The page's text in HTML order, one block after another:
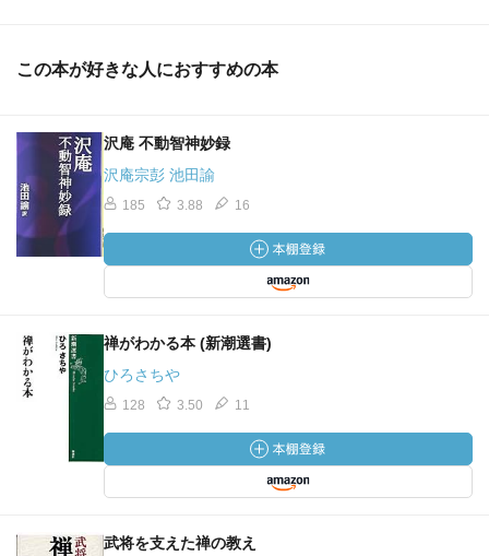
この本が好きな人におすすめの本
沢庵 不動智神妙録
沢庵宗彭 池田諭
185 3.88 16
禅がわかる本 (新潮選書)
ひろさちや
128 3.50 11
武将を支えた禅の教え